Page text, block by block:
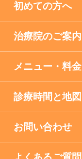
疾患
眼科の鍼灸
膝痛治療
西宮市のお店
逆子の鍼灸
初めての方へ
治療院のご案内
メニュー・料金
診療時間と地図
お問い合わせ